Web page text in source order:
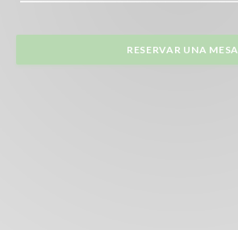
RESERVAR UNA MESA